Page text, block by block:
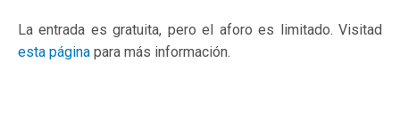
La entrada es gratuita, pero el aforo es limitado. Visitad
esta página para más información.